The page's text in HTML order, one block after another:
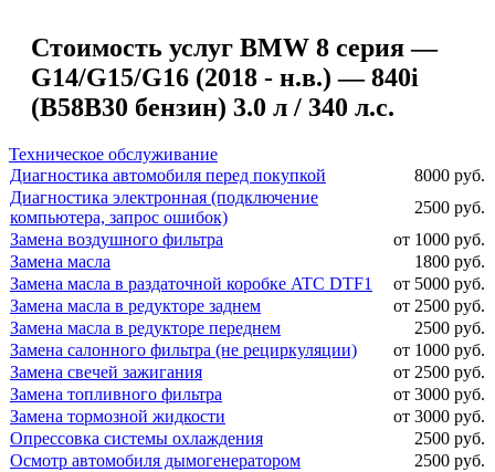
Стоимость услуг BMW 8 серия —
G14/G15/G16 (2018 - н.в.) — 840i
(B58B30 бензин) 3.0 л / 340 л.с.
Техническое обслуживание
Диагностика автомобиля перед покупкой
8000 руб.
Диагностика электронная (подключение
компьютера, запрос ошибок)
2500 руб.
Замена воздушного фильтра
от 1000 руб.
Замена масла
1800 руб.
Замена масла в раздаточной коробке ATC DTF1
от 5000 руб.
Замена масла в редукторе заднем
от 2500 руб.
Замена масла в редукторе переднем
2500 руб.
Замена салонного фильтра (не рециркуляции)
от 1000 руб.
Замена свечей зажигания
от 2500 руб.
Замена топливного фильтра
от 3000 руб.
Замена тормозной жидкости
от 3000 руб.
Опрессовка системы охлаждения
2500 руб.
Осмотр автомобиля дымогенератором
2500 руб.